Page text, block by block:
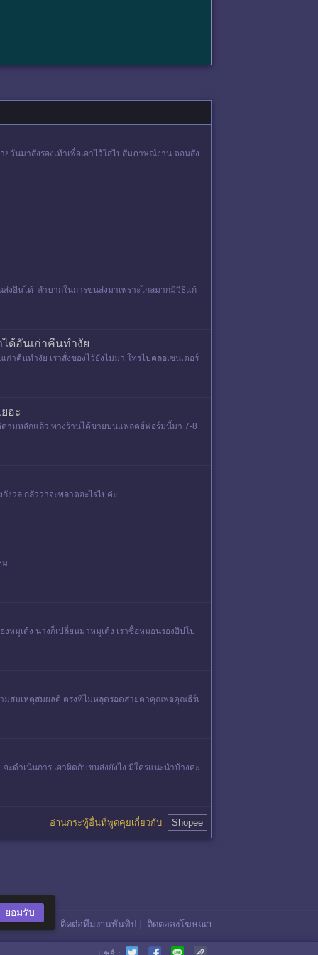
วันมาสั่งรองเท้าเพื่อเอาไว้ใส่ไปสัมภาษณ์งาน ตอนสั่ง
อื่นได้ ลำบากในการขนส่งมาเพราะไกลมากมีวิธีแก้
ด้อันเก่าคืนทำงัย
ก่าคืนทำงัย เราสั่งของไว้ยังไม่มา โทรไปคลอเซนเตอร์
อะ
ามหลักแล้ว ทางร้านได้ขายบนแพลตย์ฟอร์มนี้มา 7-8
วล กลัวว่าจะพลาดอะไรไปค่ะ
ม
มูเด้ง​ นางก็เปลี่ยนมาหมูเด้ง​ เราซื้อหมอนรองฮิปโป​
มสมเหตุสมผลดี ตรงที่ไม่หลุดรอดสายตาคุณพ่อคุณธีร์เ
ดำเนินการ เอาผิดกับขนส่งยังไง มีใครแนะนำบ้างค่ะ
อ่านกระทู้อื่นที่พูดคุยเกี่ยวกับ Shopee
ติดต่อทีมงานพันทิป ติดต่อลงโฆษณา
ยอมรับ